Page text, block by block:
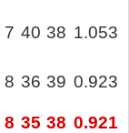
7 40 38 1.053
8 36 39 0.923
8 35 38 0.921